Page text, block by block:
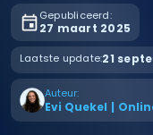
Gepubliceerd:
27 maart 2025
Laatste update:21
Auteur:
Evi Quekel |